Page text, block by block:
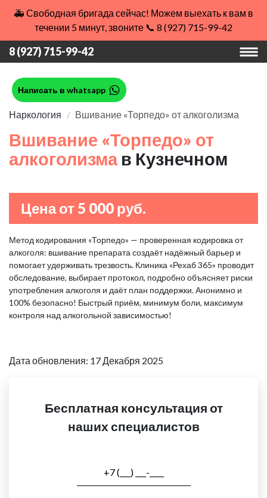
🚑 Свободная бригада сейчас! Можем выехать к вам в
течении 5 минут, звоните 📞 8 (927) 715-99-42
8 (927) 715-99-42
Написать в whatsapp
Наркология Вшивание «Торпедо» от алкоголизма
Вшивание «Торпедо» от
алкоголизма в Кузнечном
Цена от 5 000 руб.
Метод кодирования «Торпедо» — проверенная кодировка от
алкоголя: вшивание препарата создаёт надёжный барьер и
помогает удерживать трезвость. Клиника «Рехаб 365» проводит
обследование, выбирает протокол, подробно объясняет риски
употребления алкоголя и даёт план поддержки. Анонимно и
100% безопасно! Быстрый приём, минимум боли, максимум
контроля над алкогольной зависимостью!
Дата обновления: 17 Декабря 2025
Бесплатная консультация от
наших специалистов